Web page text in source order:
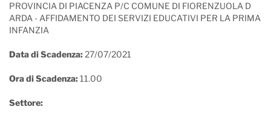
PROVINCIA DI PIACENZA P/C COMUNE DI FIORENZUOLA D
ARDA - AFFIDAMENTO DEI SERVIZI EDUCATIVI PER LA PRIMA
INFANZIA
Data di Scadenza: 27/07/2021
Ora di Scadenza:11.00
Settore: